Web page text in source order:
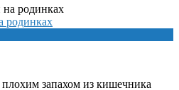
родинках